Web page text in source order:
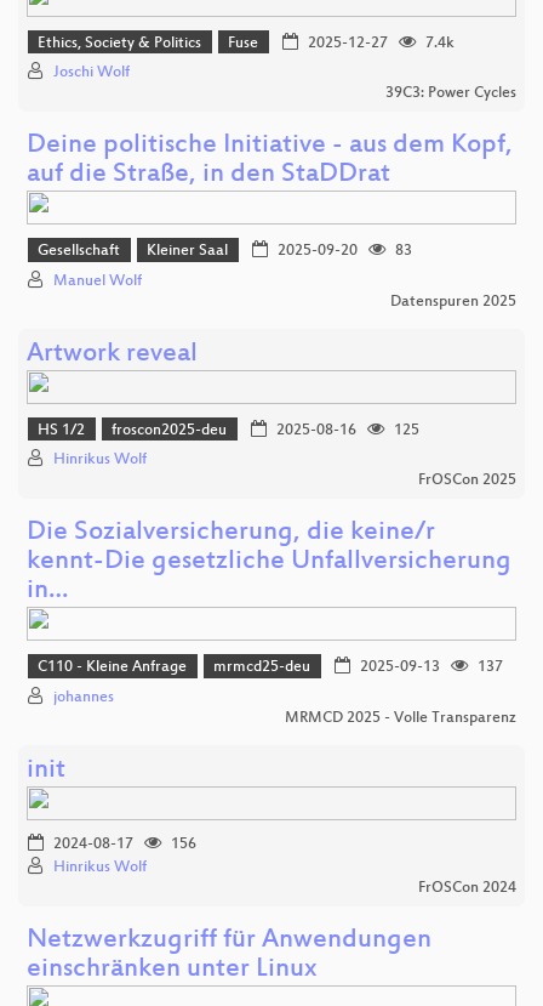
Ethics, Society & Politics Fuse 2025-12-27
7.4k
Joschi Wolf
39C3: Power Cycles
Deine politische Initiative - aus dem Kopf,
auf die Straße, in den StaDDrat
Gesellschaft Kleiner Saal 2025-09-20
83
Manuel Wolf
Datenspuren 2025
Artwork reveal
HS 1/2 froscon2025-deu 2025-08-16
125
Hinrikus Wolf
FrOSCon 2025
Die Sozialversicherung, die keine/r
kennt-Die gesetzliche Unfallversicherung
in…
C110 - Kleine Anfrage mrmcd25-deu 2025-09-13
137
johannes
MRMCD 2025 - Volle Transparenz
init
2024-08-17
156
Hinrikus Wolf
FrOSCon 2024
Netzwerkzugriff für Anwendungen
einschränken unter Linux